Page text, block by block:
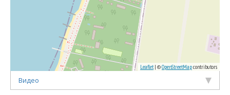
Leaflet| ©OpenStreetMapcontributors
Видео